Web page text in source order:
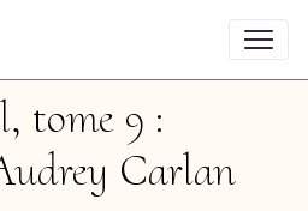
tome 9 :
Carlan